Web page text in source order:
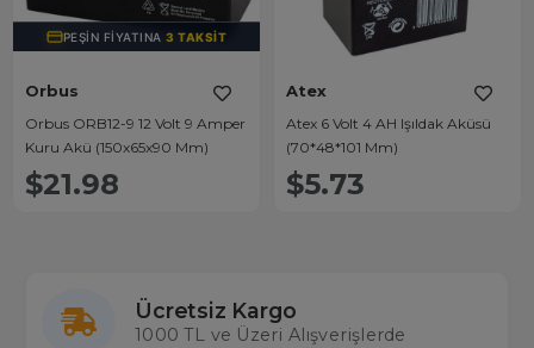
PEŞIN FIYATINA3 TAKSIT
Orbus
Orbus ORB12-9 12 Volt 9 Amper
Kuru Akü (150x65x90 Mm)
$21.98
Atex
Atex 6 Volt 4 AH Işıldak Aküsü
(70*48*101 Mm)
$5.73
Ücretsiz Kargo
1000 TL ve Üzeri Alışverişlerde